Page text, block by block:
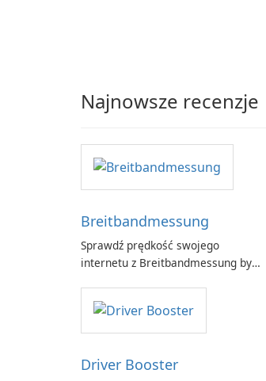
Najnowsze recenzje
Breitbandmessung
Sprawdź prędkość swojego
internetu z Breitbandmessung by
Driver Booster